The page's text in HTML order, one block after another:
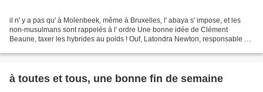
il n' y a pas qu' à Molenbeek, même à Bruxelles, l' abaya s' impose, et les
non-musulmans sont rappelés à l' ordre Une bonne idée de Clément
Beaune, taxer les hybrides au poids ! Ouf, Latondra Newton, responsable de
à toutes et tous, une bonne fin de semaine